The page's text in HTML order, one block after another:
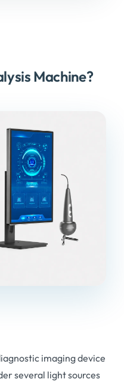
Machine?
imaging device
several light sources